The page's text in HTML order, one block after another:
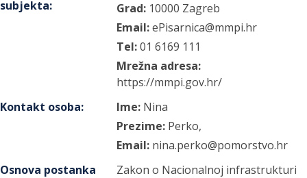
subjekta:
Grad: 10000 Zagreb
Email:ePisarnica@mmpi.hr
Tel:01 6169 111
Mrežna adresa:
https://mmpi.gov.hr/
Kontakt osoba: Ime: Nina
Prezime: Perko,
Email: nina.perko@pomorstvo.hr
Osnova postanka
Zakon o Nacionalnoj infrastrukturi